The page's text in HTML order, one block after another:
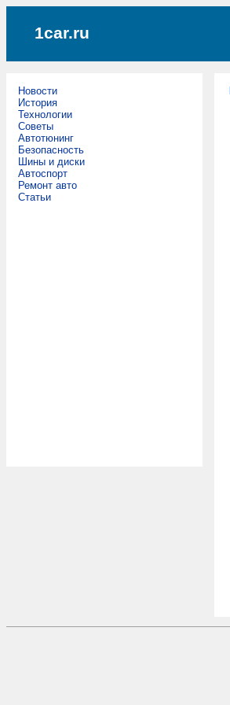
1car.ru
Новости
История
Технологии
Советы
Автотюнинг
Безопасность
Шины и диски
Автоспорт
Ремонт авто
Статьи